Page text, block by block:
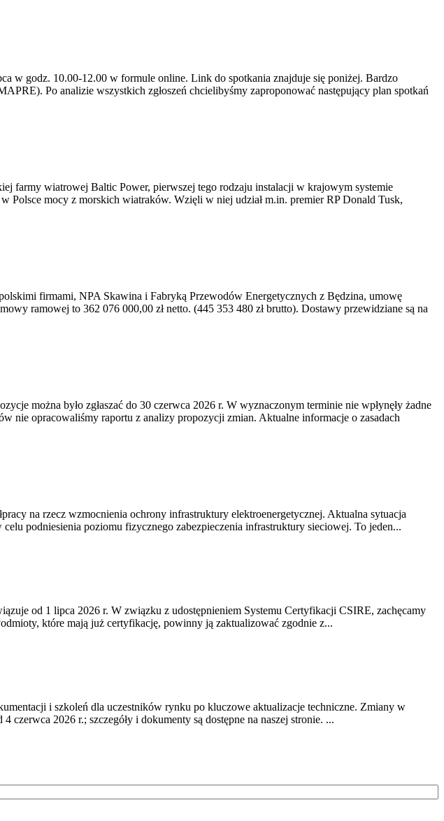
w godz. 10.00-12.00 w formule online. Link do spotkania znajduje się poniżej. Bardzo
Po analizie wszystkich zgłoszeń chcielibyśmy zaproponować następujący plan spotkań
farmy wiatrowej Baltic Power, pierwszej tego rodzaju instalacji w krajowym systemie
Polsce mocy z morskich wiatraków. Wzięli w niej udział m.in. premier RP Donald Tusk,
firmami, NPA Skawina i Fabryką Przewodów Energetycznych z Będzina, umowę
ramowej to 362 076 000,00 zł netto. (445 353 480 zł brutto). Dostawy przewidziane są na
można było zgłaszać do 30 czerwca 2026 r. W wyznaczonym terminie nie wpłynęły żadne
opracowaliśmy raportu z analizy propozycji zmian. Aktualne informacje o zasadach
na rzecz wzmocnienia ochrony infrastruktury elektroenergetycznej. Aktualna sytuacja
podniesienia poziomu fizycznego zabezpieczenia infrastruktury sieciowej. To jeden...
od 1 lipca 2026 r. W związku z udostępnieniem Systemu Certyfikacji CSIRE, zachęcamy
które mają już certyfikację, powinny ją zaktualizować zgodnie z...
i szkoleń dla uczestników rynku po kluczowe aktualizacje techniczne. Zmiany w
2026 r.; szczegóły i dokumenty są dostępne na naszej stronie. ...